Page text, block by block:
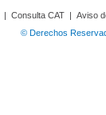
| Consulta CAT | Aviso
© Derechos